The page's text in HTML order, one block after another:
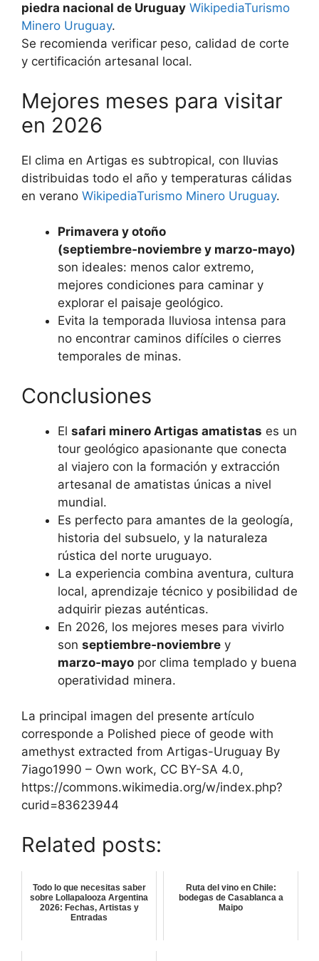
piedra nacional de Uruguay WikipediaTurismo
Minero Uruguay.
Se recomienda verificar peso, calidad de corte
y certificación artesanal local.
Mejores meses para visitar
en 2026
El clima en Artigas es subtropical, con lluvias
distribuidas todo el año y temperaturas cálidas
en verano WikipediaTurismo Minero Uruguay.
Primavera y otoño
(septiembre‑noviembre y marzo‑mayo)
son ideales: menos calor extremo,
mejores condiciones para caminar y
explorar el paisaje geológico.
Evita la temporada lluviosa intensa para
no encontrar caminos difíciles o cierres
temporales de minas.
Conclusiones
El safari minero Artigas amatistas es un
tour geológico apasionante que conecta
al viajero con la formación y extracción
artesanal de amatistas únicas a nivel
mundial.
Es perfecto para amantes de la geología,
historia del subsuelo, y la naturaleza
rústica del norte uruguayo.
La experiencia combina aventura, cultura
local, aprendizaje técnico y posibilidad de
adquirir piezas auténticas.
En 2026, los mejores meses para vivirlo
son septiembre‑noviembre y
marzo‑mayo por clima templado y buena
operatividad minera.
La principal imagen del presente artículo
corresponde a Polished piece of geode with
amethyst extracted from Artigas-Uruguay By
7iago1990 – Own work, CC BY-SA 4.0,
https://commons.wikimedia.org/w/index.php?
curid=83623944
Related posts:
Todo lo que necesitas saber
sobre Lollapalooza Argentina
2026: Fechas, Artistas y
Entradas
Ruta del vino en Chile:
bodegas de Casablanca a
Maipo